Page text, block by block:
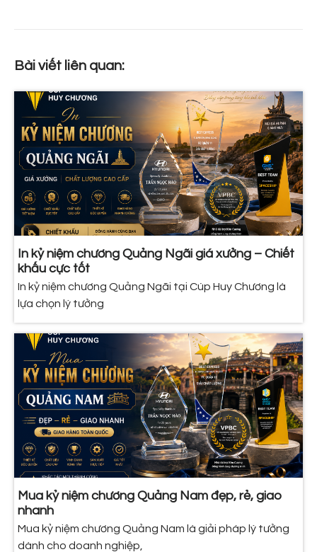
Bài viết liên quan:
In kỷ niệm chương Quảng Ngãi giá xưởng – Chiết
khấu cực tốt
In kỷ niệm chương Quảng Ngãi tại Cúp Huy Chương là
lựa chọn lý tưởng
Mua kỷ niệm chương Quảng Nam đẹp, rẻ, giao
nhanh
Mua kỷ niệm chương Quảng Nam là giải pháp lý tưởng
dành cho doanh nghiệp,